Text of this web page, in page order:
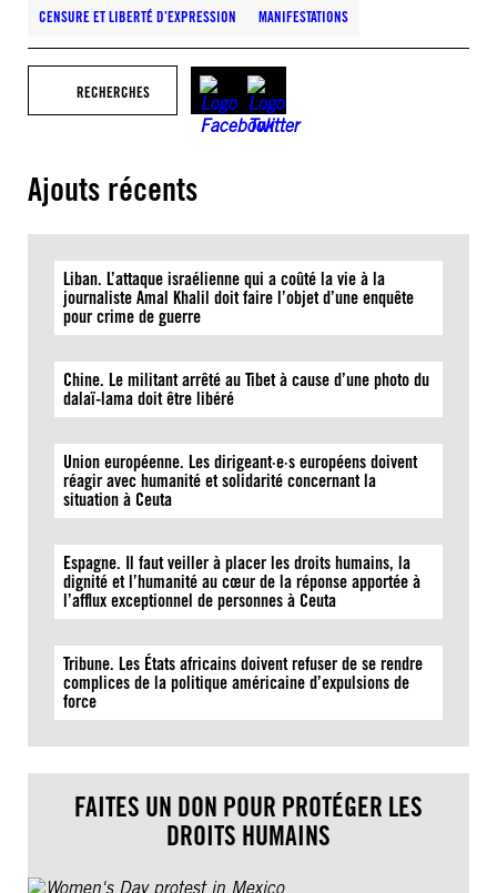
CENSURE ET LIBERTÉ D’EXPRESSION MANIFESTATIONS
RECHERCHES
Ajouts récents
Liban. L’attaque israélienne qui a coûté la vie à la
journaliste Amal Khalil doit faire l’objet d’une enquête
pour crime de guerre
Chine. Le militant arrêté au Tibet à cause d’une photo du
dalaï-lama doit être libéré
Union européenne. Les dirigeant·e·s européens doivent
réagir avec humanité et solidarité concernant la
situation à Ceuta
Espagne. Il faut veiller à placer les droits humains, la
dignité et l’humanité au cœur de la réponse apportée à
l’afflux exceptionnel de personnes à Ceuta
Tribune. Les États africains doivent refuser de se rendre
complices de la politique américaine d’expulsions de
force
FAITES UN DON POUR PROTÉGER LES
DROITS HUMAINS